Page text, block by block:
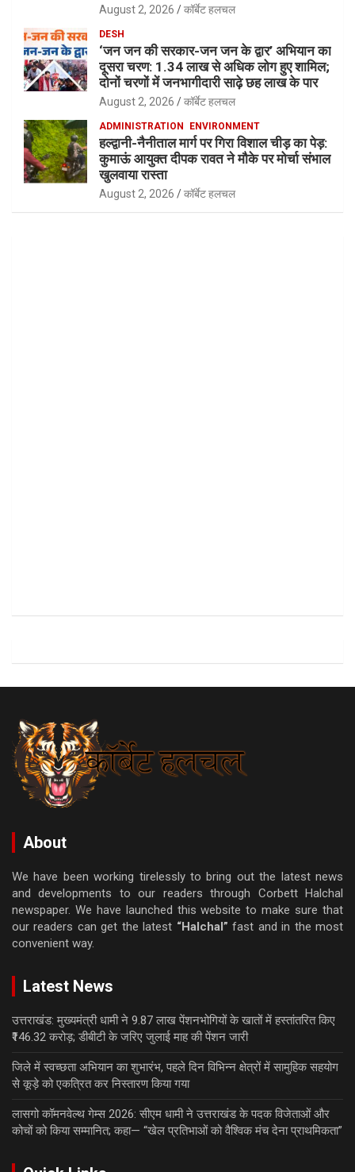
August 2, 2026 कॉर्बेट हलचल
DESH
‘जन जन की सरकार-जन जन के द्वार’ अभियान का
दूसरा चरण: 1.34 लाख से अधिक लोग हुए शामिल;
दोनों चरणों में जनभागीदारी साढ़े छह लाख के पार
August 2, 2026 कॉर्बेट हलचल
ADMINISTRATION ENVIRONMENT
हल्द्वानी-नैनीताल मार्ग पर गिरा विशाल चीड़ का पेड़:
कुमाऊं आयुक्त दीपक रावत ने मौके पर मोर्चा संभाल
खुलवाया रास्ता
August 2, 2026 कॉर्बेट हलचल
About
We have been working tirelessly to bring out the latest news
and developments to our readers through Corbett Halchal
newspaper. We have launched this website to make sure that
our readers can get the latest “Halchal” fast and in the most
convenient way.
Latest News
उत्तराखंड: मुख्यमंत्री धामी ने 9.87 लाख पेंशनभोगियों के खातों में हस्तांतरित किए
₹146.32 करोड़; डीबीटी के जरिए जुलाई माह की पेंशन जारी
जिले में स्वच्छता अभियान का शुभारंभ, पहले दिन विभिन्न क्षेत्रों में सामुहिक सहयोग
से कूड़े को एकत्रित कर निस्तारण किया गया
लासगो कॉमनवेल्थ गेम्स 2026: सीएम धामी ने उत्तराखंड के पदक विजेताओं और
कोचों को किया सम्मानित; कहा— “खेल प्रतिभाओं को वैश्विक मंच देना प्राथमिकता”